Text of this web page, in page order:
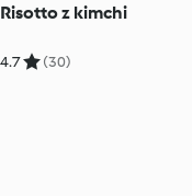
Risotto z kimchi
4.7 (30)